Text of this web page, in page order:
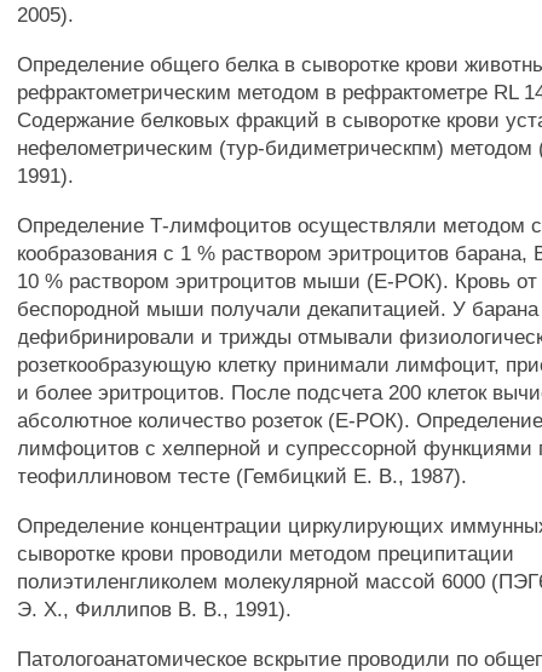
2005).
Определение общего белка в сыворотке крови
рефрактометрическим методом в рефрактометре RL
Содержание белковых фракций в сыворотке крови
нефелометрическим (тур-бидиметрическпм)
1991).
Определение Т-лимфоцитов осуществляли методом
кообразования с 1 % раствором эритроцитов
10 % раствором эритроцитов мыши (Е-РОК). Кровь от
беспородной мыши получали декапитацией. У барана
дефибринировали и трижды отмывали
розеткообразующую клетку принимали лимфоцит,
и более эритроцитов. После подсчета 200 клеток
абсолютное количество розеток (Е-РОК).
лимфоцитов с хелперной и супрессорной функциями
теофиллиновом тесте (Гембицкий Е. В., 1987).
Определение концентрации циркулирующих
сыворотке крови проводили методом преципитации
полиэтиленгликолем молекулярной массой 6000
Э. X., Филлипов В. В., 1991).
Патологоанатомическое вскрытие проводили по